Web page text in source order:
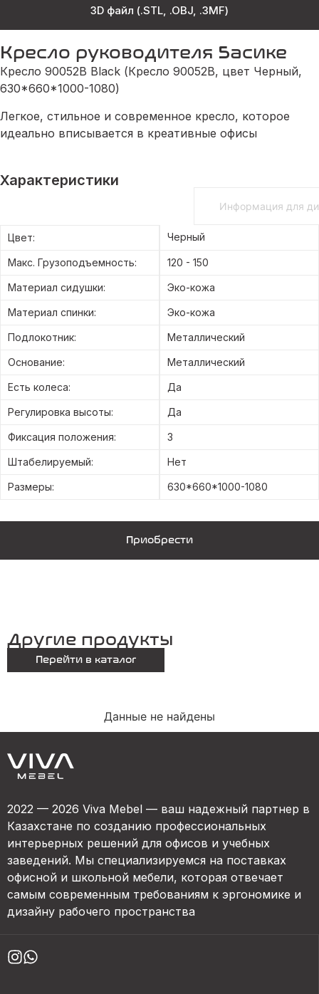
3D файл (.STL, .OBJ, .3MF)
Кресло руководителя Басике
Кресло 90052B Black (Кресло 90052В, цвет Черный,
630*660*1000-1080)
Легкое, стильное и современное кресло, которое
идеально вписывается в креативные офисы
Характеристики
Информация для
Цвет: Черный
Макс. Грузоподъемность: 120 - 150
Материал сидушки: Эко-кожа
Материал спинки: Эко-кожа
Подлокотник: Металлический
Основание: Металлический
Есть колеса: Да
Регулировка высоты: Да
Фиксация положения: 3
Штабелируемый: Нет
Размеры: 630*660*1000-1080
Приобрести
Другие продукты
Перейти в каталог
Данные не найдены
2022 — 2026 Viva Mebel — ваш надежный партнер в
Казахстане по созданию профессиональных
интерьерных решений для офисов и учебных
заведений. Мы специализируемся на поставках
офисной и школьной мебели, которая отвечает
самым современным требованиям к эргономике и
дизайну рабочего пространства